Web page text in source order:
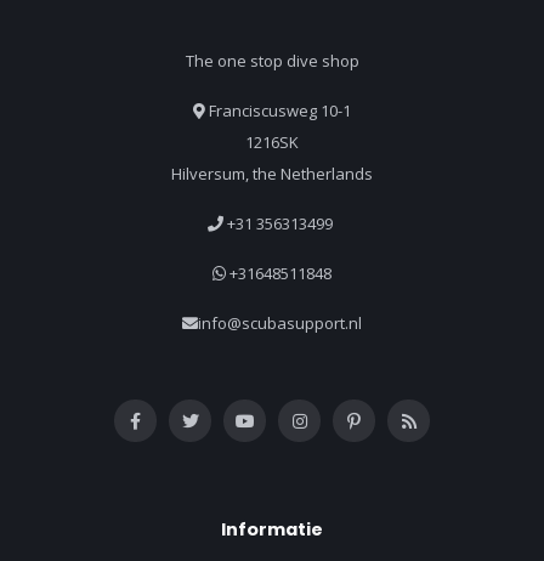
The one stop dive shop
Franciscusweg 10-1
1216SK
Hilversum, the Netherlands
+31 356313499
+31648511848
info@scubasupport.nl
Informatie